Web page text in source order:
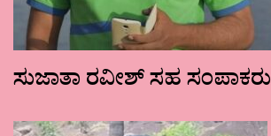
ಸುಜಾತಾ ರವೀಶ್ ಸಹ ಸಂಪಾಕರು